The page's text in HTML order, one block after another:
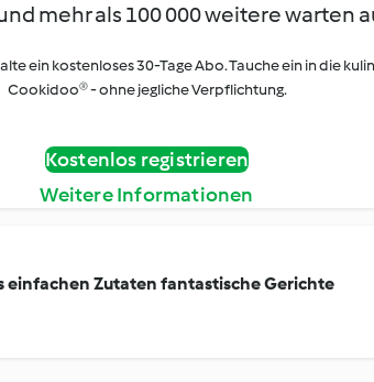
mehr als 100 000 weitere warten
ein kostenloses 30-Tage Abo. Tauche ein in die
Cookidoo® - ohne jegliche Verpflichtung.
Kostenlos registrieren
Weitere Informationen
einfachen Zutaten fantastische Gerichte